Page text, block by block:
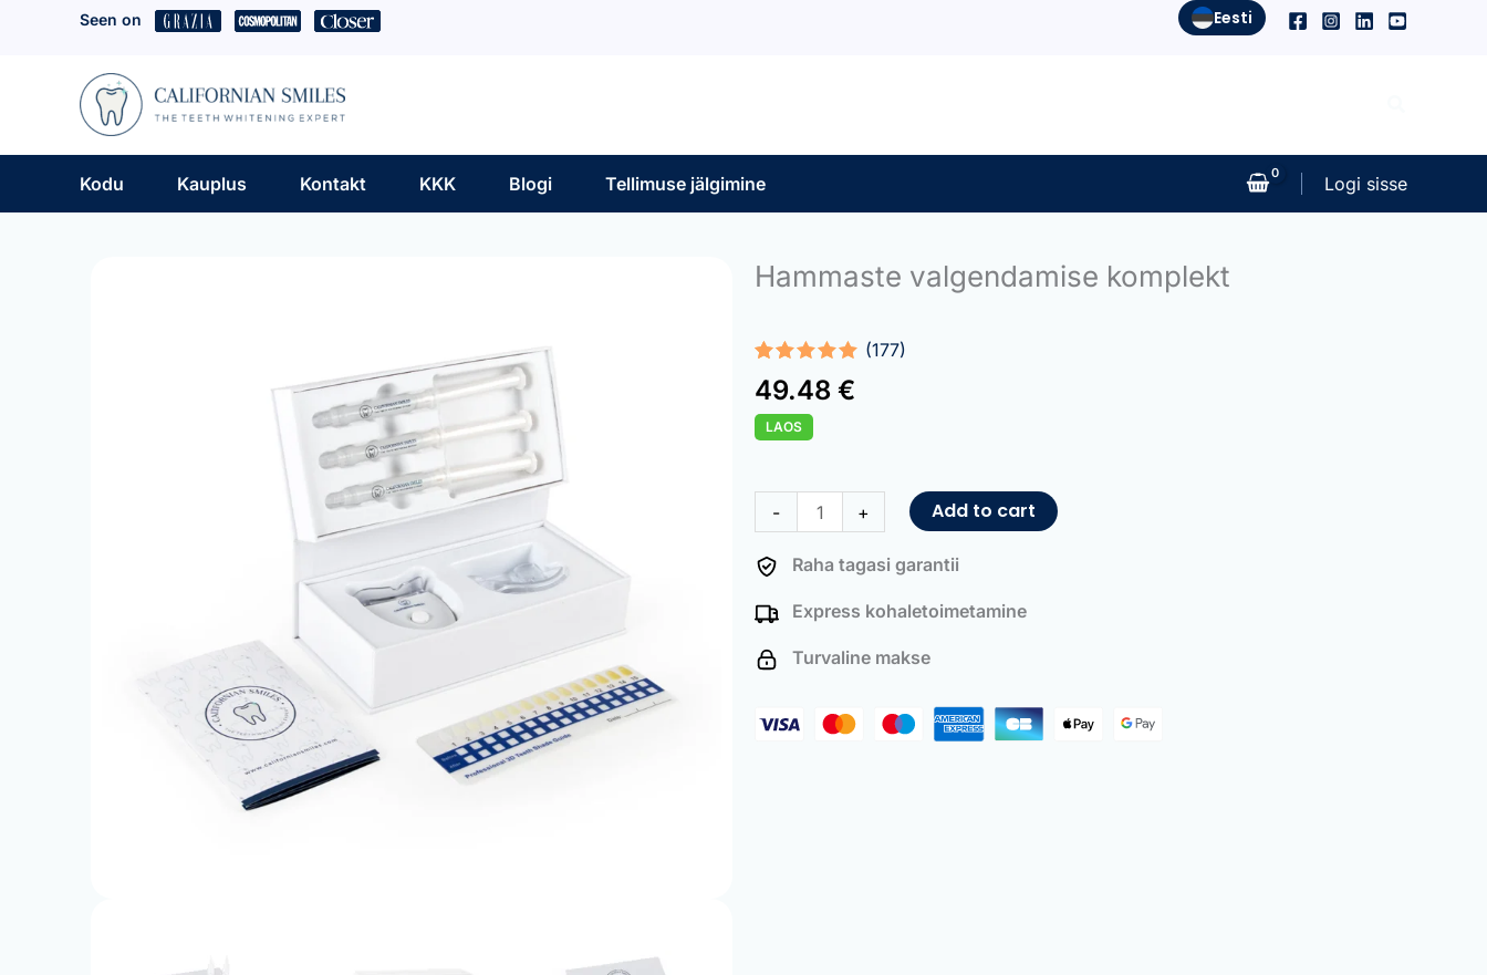
Seen on Eesti
Kodu Kauplus Kontakt KKK Blogi Tellimuse jälgimine Logi sisse
Hammaste valgendamise komplekt
Rated 4.95
out of 5
based on
177
customer
(177)
49.48 €
LAOS
-
Whitening
Kit
quantity
+ Add to cart
Raha tagasi garantii
Express kohaletoimetamine
Turvaline makse